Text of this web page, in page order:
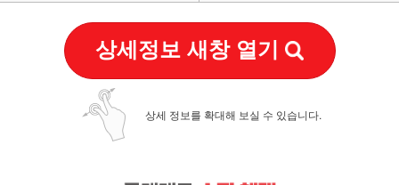
상세정보 새창 열기
상세 정보를 확대해 보실 수 있습니다.